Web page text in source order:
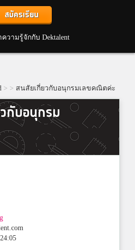
สมัครเรียน
ความรู้จักกับ Dektalent
> > สนสัยเกี่ยวกับอนุกรมเลขคณิตค่ะ
กับอนุกรม